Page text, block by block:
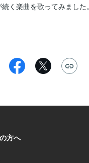
く楽曲を歌ってみました。